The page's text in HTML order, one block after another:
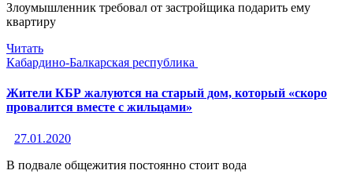
Злоумышленник требовал от застройщика подарить ему
квартиру
Читать
Кабардино-Балкарская республика
Жители КБР жалуются на старый дом, который «скоро
провалится вместе с жильцами»
27.01.2020
В подвале общежития постоянно стоит вода